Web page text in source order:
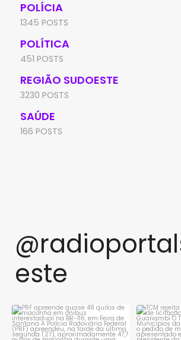
POLÍCIA
1345 POSTS
POLÍTICA
451 POSTS
REGIÃO SUDOESTE
3230 POSTS
SAÚDE
166 POSTS
este
PRF apreende quase 48 quilos
de maconha em ônibus...
1 0
TCM